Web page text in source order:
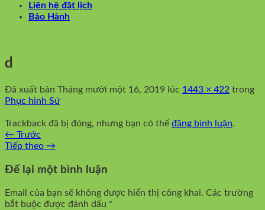
Liên hệ đặt lịch
Bảo Hành
d
Đã xuất bản Tháng mười một 16, 2019 lúc 1443 × 422 trong
Phục hình Sứ
Trackback đã bị đóng, nhưng bạn có thể đăng bình luận.
← Trước
Tiếp theo →
Để lại một bình luận
Email của bạn sẽ không được hiển thị công khai. Các trường
bắt buộc được đánh dấu *